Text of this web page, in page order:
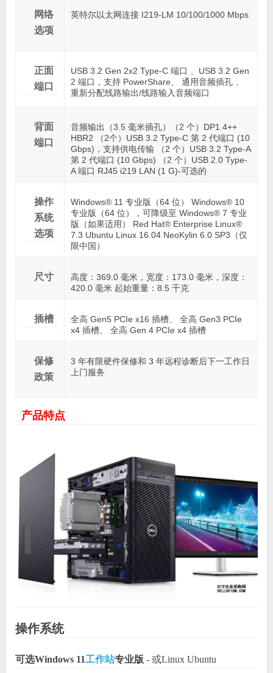
网络
选项
英特尔以太网连接 I219-LM 10/100/1000 Mbps
正面
端口
USB 3.2 Gen 2x2 Type-C 端口 、USB 3.2 Gen
2 端口，支持 PowerShare、 通用音频插孔 、
重新分配线路输出/线路输入音频端口
背面
端口
音频输出（3.5 毫米插孔）（2 个）DP1.4++
HBR2 （2个）USB 3.2 Type-C 第 2 代端口 (10
Gbps)，支持供电传输 （2 个）USB 3.2 Type-A
第 2 代端口 (10 Gbps) （2 个）USB 2.0 Type-
A 端口 RJ45 i219 LAN (1 G)-可选的
操作
系统
选项
Windows® 11 专业版（64 位） Windows® 10
专业版（64 位），可降级至 Windows® 7 专业
版（如果适用） Red Hat® Enterprise Linux®
7.3 Ubuntu Linux 16.04 NeoKylin 6.0 SP3（仅
限中国）
尺寸
高度：369.0 毫米，宽度：173.0 毫米，深度：
420.0 毫米 起始重量：8.5 千克
插槽
全高 Gen5 PCIe x16 插槽、 全高 Gen3 PCIe
x4 插槽、 全高 Gen 4 PCIe x4 插槽
保修
政策
3 年有限硬件保修和 3 年远程诊断后下一工作日
上门服务
产品特点
操作系统
可选Windows 11工作站专业版 - 或Linux Ubuntu